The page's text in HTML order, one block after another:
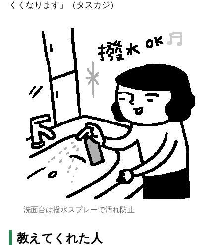
くくなります」（タスカジ）
洗面台は撥水スプレーで汚れ防止
教えてくれた人